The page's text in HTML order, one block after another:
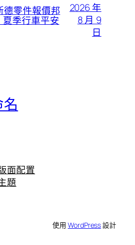
德零件報價邦
季行車平安
2026 年
8 月 9
日
面配置
題
使用WordPress設計